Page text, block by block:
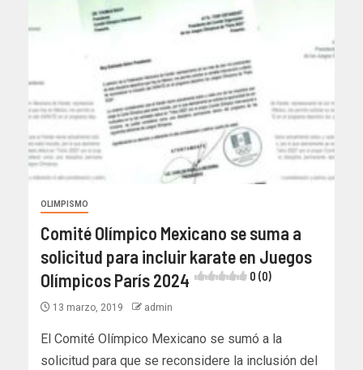
OLIMPISMO
Comité Olímpico Mexicano se suma a
solicitud para incluir karate en Juegos
Olímpicos París 2024
0 (0)
13 marzo, 2019 admin
El Comité Olímpico Mexicano se sumó a la
solicitud para que se reconsidere la inclusión del